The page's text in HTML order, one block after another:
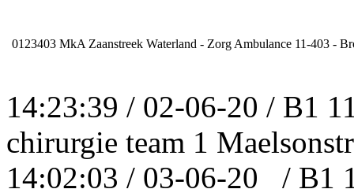
0123403 MkA Zaanstreek Waterland - Zorg Ambulance 11-403
14:23:39 / 02-06-20 / B1
chirurgie team 1
14:02:03 / 03-06-20 / B1